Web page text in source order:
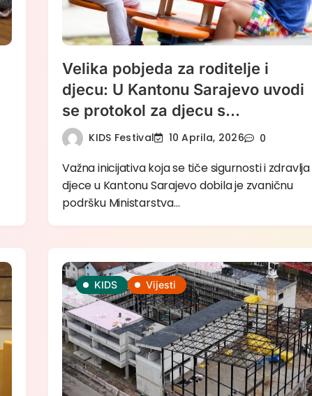
Velika pobjeda za roditelje i
djecu: U Kantonu Sarajevo uvodi
se protokol za djecu s
dijabetesom tip 1
KIDS Festival 10 Aprila, 2026 0
Važna inicijativa koja se tiče sigurnosti i zdravlja
djece u Kantonu Sarajevo dobila je zvaničnu
podršku Ministarstva…
KIDS Vijesti